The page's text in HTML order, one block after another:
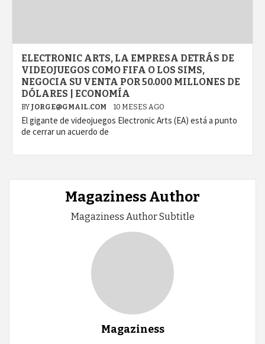
ELECTRONIC ARTS, LA EMPRESA DETRÁS DE
VIDEOJUEGOS COMO FIFA O LOS SIMS,
NEGOCIA SU VENTA POR 50.000 MILLONES DE
DÓLARES | ECONOMÍA
BY JORGE@GMAIL.COM 10 MESES AGO
El gigante de videojuegos Electronic Arts (EA) está a punto
de cerrar un acuerdo de
Magaziness Author
Magaziness Author Subtitle
Magaziness